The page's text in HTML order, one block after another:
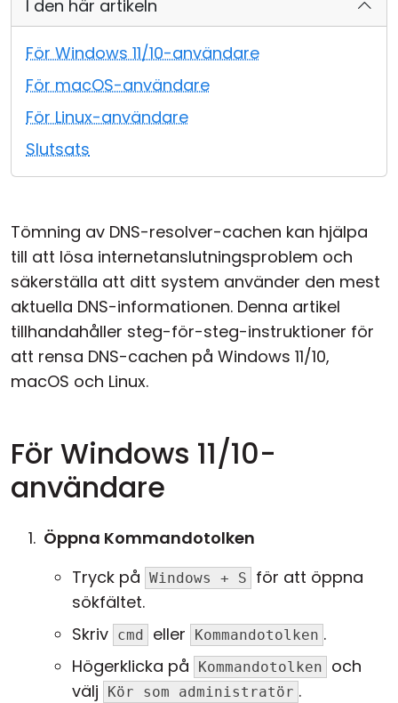
I den här artikeln
För Windows 11/10-användare
För macOS-användare
För Linux-användare
Slutsats
Tömning av DNS-resolver-cachen kan hjälpa
till att lösa internetanslutningsproblem och
säkerställa att ditt system använder den mest
aktuella DNS-informationen. Denna artikel
tillhandahåller steg-för-steg-instruktioner för
att rensa DNS-cachen på Windows 11/10,
macOS och Linux.
För Windows 11/10-
användare
Öppna Kommandotolken
Tryck på Windows + S
för att öppna
sökfältet.
Skriv cmd eller Kommandotolken .
Högerklicka på
Kommandotolken
och
välj
Kör som administratör .
Moln & Lokal installation